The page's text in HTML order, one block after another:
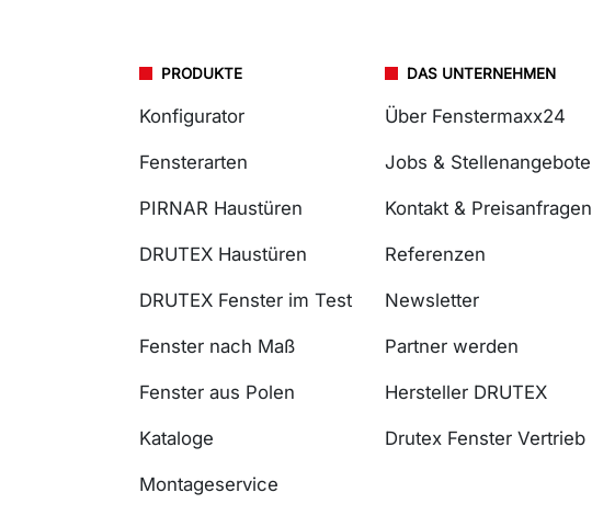
PRODUKTE
Konfigurator
Fensterarten
PIRNAR Haustüren
DRUTEX Haustüren
DRUTEX Fenster im Test
Fenster nach Maß
Fenster aus Polen
Kataloge
Montageservice
DAS UNTERNEHMEN
Über Fenstermaxx24
Jobs & Stellenangebote
Kontakt & Preisanfragen
Referenzen
Newsletter
Partner werden
Hersteller DRUTEX
Drutex Fenster Vertrieb